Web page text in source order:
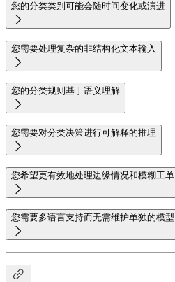
您的分类类别可能会随时间变化或演进

您需要处理复杂的非结构化文本输入

您的分类规则基于语义理解

您需要对分类决策进行可解释的推理

您希望更有效地处理边缘情况和模糊工单

您需要多语言支持而无需维护单独的模型

